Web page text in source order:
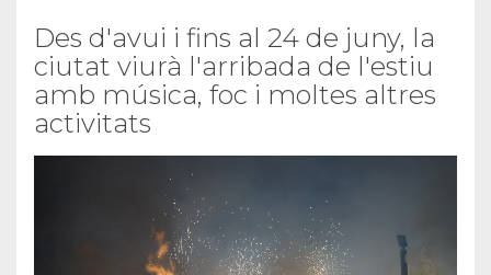
Des d'avui i fins al 24 de juny, la
ciutat viurà l'arribada de l'estiu
amb música, foc i moltes altres
activitats